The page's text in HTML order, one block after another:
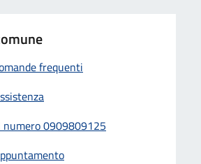
frequenti
numero 0909809125